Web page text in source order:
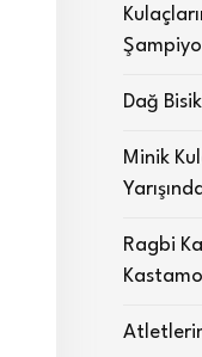
Dağ
Minik
Ragbi